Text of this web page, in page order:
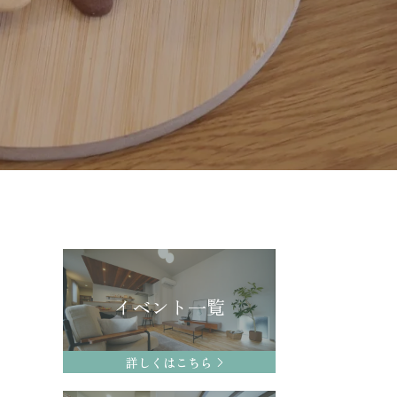
イベント一覧
詳しくはこちら